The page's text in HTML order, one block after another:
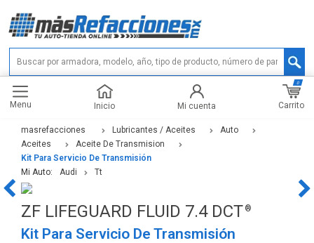
Menu Inicio Mi cuenta Carrito
0
masrefacciones Lubricantes / Aceites
Auto
Aceites
Aceite De Transmision
Kit Para Servicio De Transmisión
Mi Auto:
Audi Tt
ZF LIFEGUARD FLUID 7.4 DCT
Kit Para Servicio De Transmisión